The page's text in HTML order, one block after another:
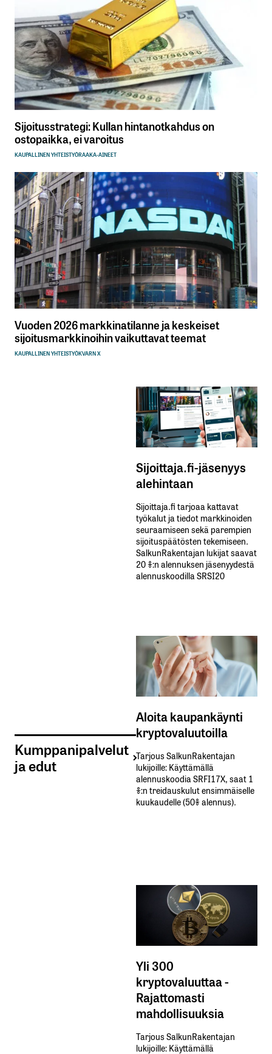
Sijoitusstrategi: Kullan hintanotkahdus on
ostopaikka, ei varoitus
KAUPALLINEN YHTEISTYÖRAAKA-AINEET
Vuoden 2026 markkinatilanne ja keskeiset
sijoitusmarkkinoihin vaikuttavat teemat
KAUPALLINEN YHTEISTYÖKVARN X
Kumppanipalvelut
ja edut
Sijoittaja.fi-jäsenyys
alehintaan
Sijoittaja.fi tarjoaa kattavat
työkalut ja tiedot markkinoiden
seuraamiseen sekä parempien
sijoituspäätösten tekemiseen.
SalkunRakentajan lukijat saavat
20 %:n alennuksen jäsenyydestä
alennuskoodilla SRSI20
Aloita kaupankäynti
kryptovaluutoilla
Tarjous SalkunRakentajan
lukijoille: Käyttämällä​ ​
alennuskoodia​ ​SRFI17X,​ ​saat​ ​1
%:n treidauskulut​ ​ensimmäiselle​ ​
kuukaudelle​ ​(50%​ ​alennus).
Yli 300
kryptovaluuttaa -
Rajattomasti
mahdollisuuksia
Tarjous SalkunRakentajan
lukijoille: Käyttämällä​ ​